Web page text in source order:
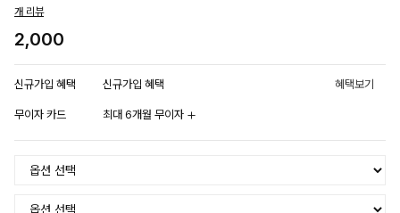
개 리뷰
2,000
신규가입 혜택 신규가입 혜택 혜택보기
무이자 카드 최대 6개월 무이자